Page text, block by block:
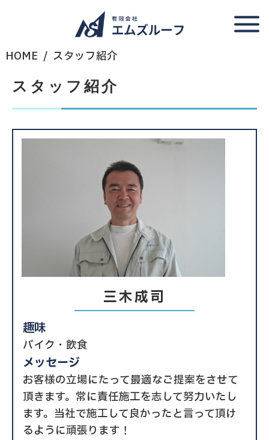
HOME
スタッフ紹介
スタッフ紹介
三木成司
趣味
バイク・飲食
メッセージ
お客様の立場にたって最適なご提案をさせて
頂きます。常に責任施工を志して努力いたし
ます。当社で施工して良かったと言って頂け
るように頑張ります！